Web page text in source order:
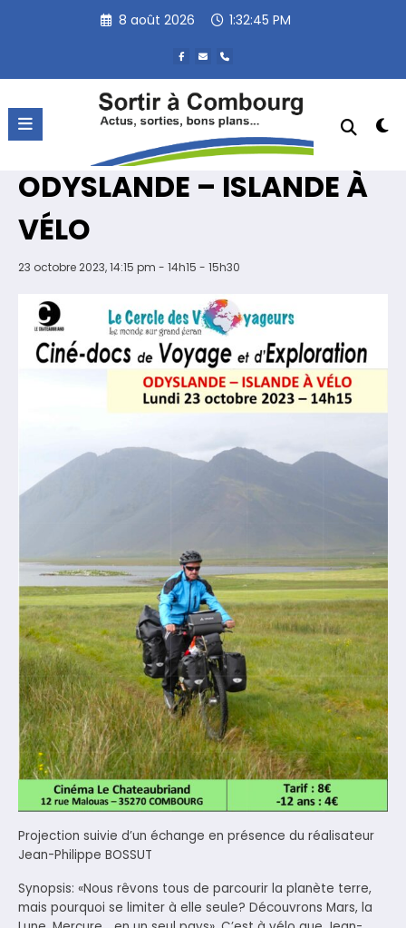
8 août 2026 1:32:45 PM
Ciné doc voyage –
ODYSLANDE – ISLANDE À
VÉLO
23 octobre 2023, 14:15 pm - 14h15 - 15h30
Projection suivie d’un échange en présence du réalisateur
Jean-Philippe BOSSUT
Synopsis: «Nous rêvons tous de parcourir la planète terre,
mais pourquoi se limiter à elle seule? Découvrons Mars, la